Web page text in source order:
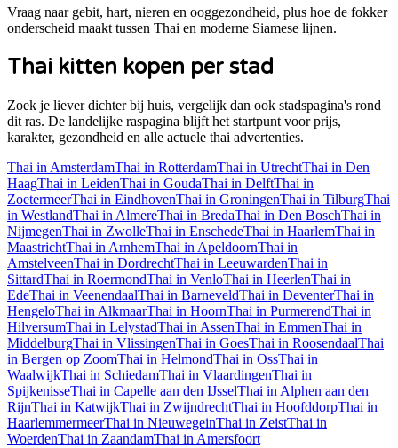
Vraag naar gebit, hart, nieren en ooggezondheid, plus hoe de fokker
onderscheid maakt tussen Thai en moderne Siamese lijnen.
Thai kitten kopen per stad
Zoek je liever dichter bij huis, vergelijk dan ook stadspagina's rond
dit ras. De landelijke raspagina blijft het startpunt voor prijs,
karakter, gezondheid en alle actuele thai advertenties.
Thai in AmsterdamThai in RotterdamThai in UtrechtThai in Den
HaagThai in LeidenThai in GoudaThai in DelftThai in
ZoetermeerThai in EindhovenThai in GroningenThai in TilburgThai
in WestlandThai in AlmereThai in BredaThai in Den BoschThai in
NijmegenThai in ZwolleThai in EnschedeThai in HaarlemThai in
MaastrichtThai in ArnhemThai in ApeldoornThai in
AmstelveenThai in DordrechtThai in LeeuwardenThai in
SittardThai in RoermondThai in VenloThai in HeerlenThai in
EdeThai in VeenendaalThai in BarneveldThai in DeventerThai in
HengeloThai in AlkmaarThai in HoornThai in PurmerendThai in
HilversumThai in LelystadThai in AssenThai in EmmenThai in
MiddelburgThai in VlissingenThai in GoesThai in RoosendaalThai
in Bergen op ZoomThai in HelmondThai in OssThai in
WaalwijkThai in SchiedamThai in VlaardingenThai in
SpijkenisseThai in Capelle aan den IJsselThai in Alphen aan den
RijnThai in KatwijkThai in ZwijndrechtThai in HoofddorpThai in
HaarlemmermeerThai in NieuwegeinThai in ZeistThai in
WoerdenThai in ZaandamThai in Amersfoort